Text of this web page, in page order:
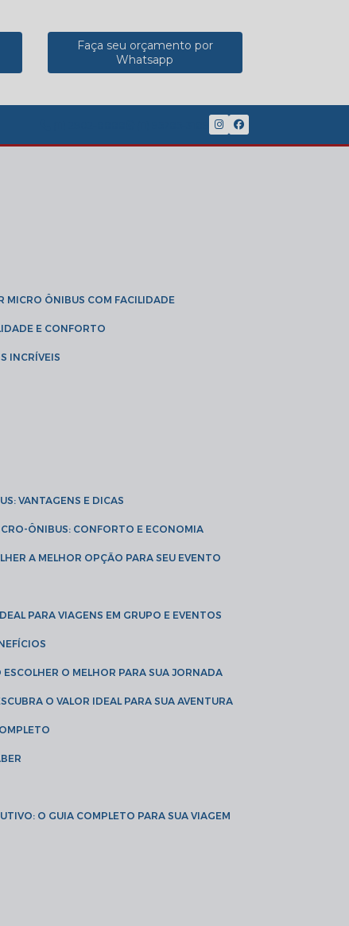
Faça seu orçamento por
Whatsapp
MICRO ÔNIBUS COM FACILIDADE
E CONFORTO
INCRÍVEIS
VANTAGENS E DICAS
ÔNIBUS: CONFORTO E ECONOMIA
A MELHOR OPÇÃO PARA SEU EVENTO
PARA VIAGENS EM GRUPO E EVENTOS
ESCOLHER O MELHOR PARA SUA JORNADA
O VALOR IDEAL PARA SUA AVENTURA
O GUIA COMPLETO PARA SUA VIAGEM